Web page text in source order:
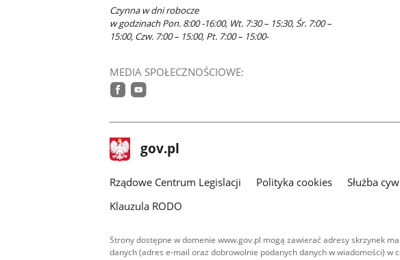
Czynna w dni robocze
w godzinach Pon. 8:00 -16:00, Wt. 7:30 – 15:30, Śr. 7:00 –
15:00, Czw. 7:00 – 15:00, Pt. 7:00 – 15:00-
MEDIA SPOŁECZNOŚCIOWE:
stopka
gov.pl Strona
gov.pl
Rządowe Centrum Legislacji Polityka cookies Służba
Klauzula RODO
Strony dostępne w domenie www.gov.pl mogą zawierać adresy skrzynek
danych (adres e-mail oraz dobrowolnie podanych danych w wiadomości) w